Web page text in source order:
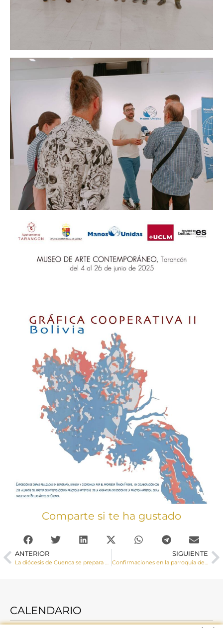
Comparte si te ha gustado
ANTERIOR
La diócesis de Cuenca se prepara para celebrar la Solemnidad de Pentecostés
SIGUIENTE
Confirmaciones en la parroquia de Las Pedroñeras
CALENDARIO